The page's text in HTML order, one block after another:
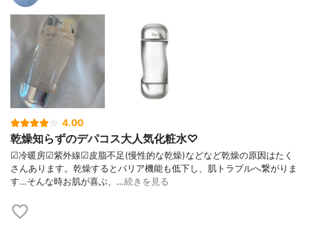
4.00
乾燥知らずのデパコス大人気化粧水♡
☑︎冷暖房☑︎紫外線☑︎皮脂不足(慢性的な乾燥)などなど乾燥の原因はたく
さんあります。乾燥するとバリア機能も低下し、肌トラブルへ繋がりま
す…そんな時お肌が喜ぶ、…続きを見る